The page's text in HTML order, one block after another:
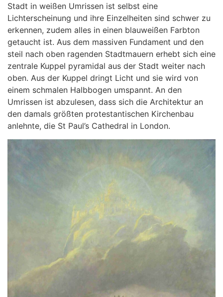
Stadt in weißen Umrissen ist selbst eine
Lichterscheinung und ihre Einzelheiten sind schwer zu
erkennen, zudem alles in einen blauweißen Farbton
getaucht ist. Aus dem massiven Fundament und den
steil nach oben ragenden Stadtmauern erhebt sich eine
zentrale Kuppel pyramidal aus der Stadt weiter nach
oben. Aus der Kuppel dringt Licht und sie wird von
einem schmalen Halbbogen umspannt. An den
Umrissen ist abzulesen, dass sich die Architektur an
den damals größten protestantischen Kirchenbau
anlehnte, die St Paul’s Cathedral in London.